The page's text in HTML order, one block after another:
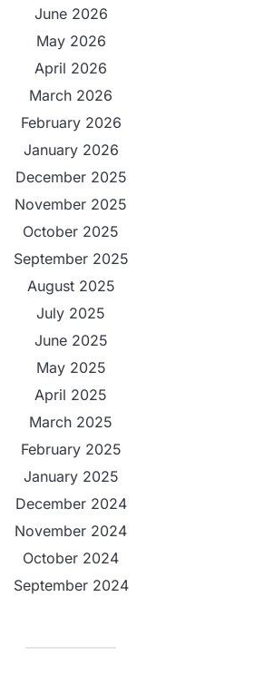
June 2026
May 2026
April 2026
March 2026
February 2026
January 2026
December 2025
November 2025
October 2025
September 2025
August 2025
July 2025
June 2025
May 2025
April 2025
March 2025
February 2025
January 2025
December 2024
November 2024
October 2024
September 2024